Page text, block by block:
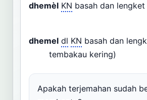
dhemèl KN basah dan lengket
dhemel dl KN basah dan
tembakau kering)
Apakah terjemahan sudah